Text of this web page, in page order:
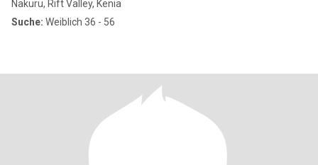
Nakuru, Rift Valley, Kenia
Suche: Weiblich 36 - 56